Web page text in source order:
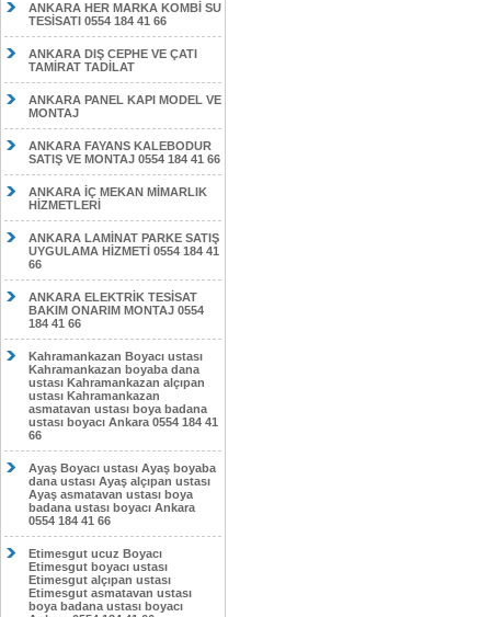
ANKARA HER MARKA KOMBİ SU
TESİSATI 0554 184 41 66
ANKARA DIŞ CEPHE VE ÇATI
TAMİRAT TADİLAT
ANKARA PANEL KAPI MODEL VE
MONTAJ
ANKARA FAYANS KALEBODUR
SATIŞ VE MONTAJ 0554 184 41 66
ANKARA İÇ MEKAN MİMARLIK
HİZMETLERİ
ANKARA LAMİNAT PARKE SATIŞ
UYGULAMA HİZMETİ 0554 184 41
66
ANKARA ELEKTRİK TESİSAT
BAKIM ONARIM MONTAJ 0554
184 41 66
Kahramankazan Boyacı ustası
Kahramankazan boyaba dana
ustası Kahramankazan alçıpan
ustası Kahramankazan
asmatavan ustası boya badana
ustası boyacı Ankara 0554 184 41
66
Ayaş Boyacı ustası Ayaş boyaba
dana ustası Ayaş alçıpan ustası
Ayaş asmatavan ustası boya
badana ustası boyacı Ankara
0554 184 41 66
Etimesgut ucuz Boyacı
Etimesgut boyacı ustası
Etimesgut alçıpan ustası
Etimesgut asmatavan ustası
boya badana ustası boyacı